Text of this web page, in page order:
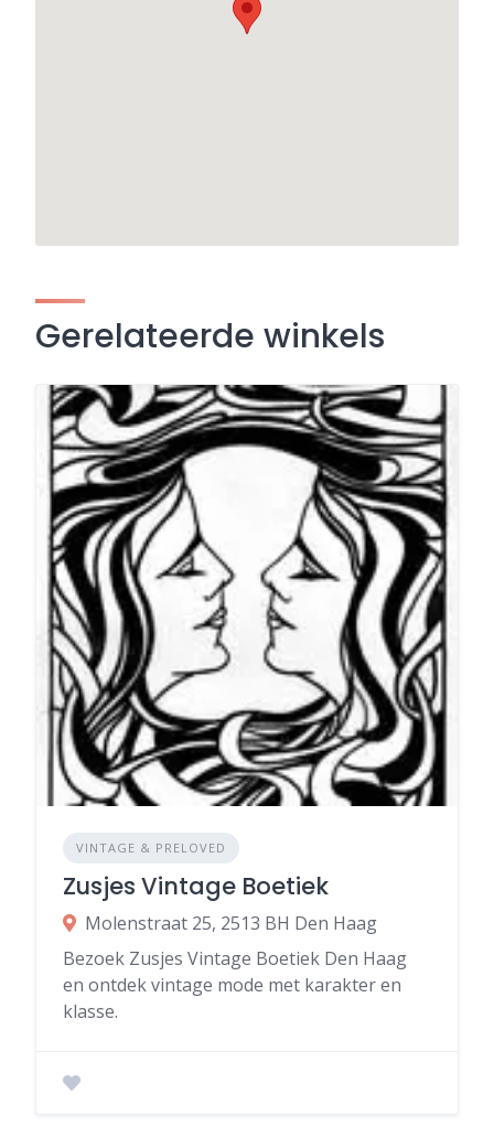
Gerelateerde winkels
VINTAGE & PRELOVED
Zusjes Vintage Boetiek
Molenstraat 25, 2513 BH Den Haag
Bezoek Zusjes Vintage Boetiek Den Haag
en ontdek vintage mode met karakter en
klasse.